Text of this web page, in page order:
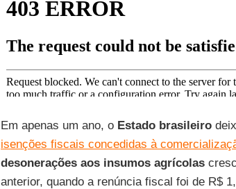
Em apenas um ano, o Estado brasileiro
isenções fiscais concedidas à
desonerações aos insumos agrícolas
anterior, quando a renúncia fiscal foi de R$